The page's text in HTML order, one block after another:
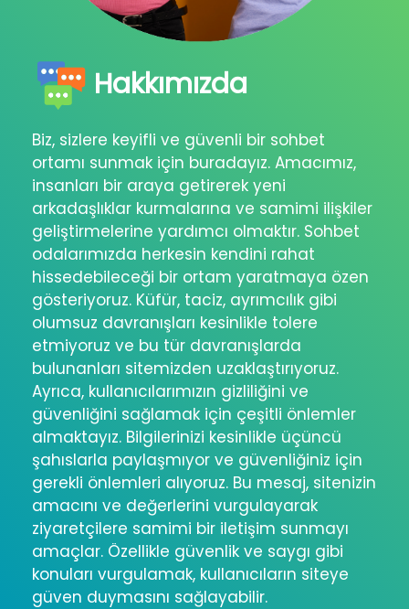
Hakkımızda
Biz, sizlere keyifli ve güvenli bir sohbet
ortamı sunmak için buradayız. Amacımız,
insanları bir araya getirerek yeni
arkadaşlıklar kurmalarına ve samimi ilişkiler
geliştirmelerine yardımcı olmaktır. Sohbet
odalarımızda herkesin kendini rahat
hissedebileceği bir ortam yaratmaya özen
gösteriyoruz. Küfür, taciz, ayrımcılık gibi
olumsuz davranışları kesinlikle tolere
etmiyoruz ve bu tür davranışlarda
bulunanları sitemizden uzaklaştırıyoruz.
Ayrıca, kullanıcılarımızın gizliliğini ve
güvenliğini sağlamak için çeşitli önlemler
almaktayız. Bilgilerinizi kesinlikle üçüncü
şahıslarla paylaşmıyor ve güvenliğiniz için
gerekli önlemleri alıyoruz. Bu mesaj, sitenizin
amacını ve değerlerini vurgulayarak
ziyaretçilere samimi bir iletişim sunmayı
amaçlar. Özellikle güvenlik ve saygı gibi
konuları vurgulamak, kullanıcıların siteye
güven duymasını sağlayabilir.